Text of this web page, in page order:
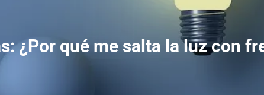
¿Por qué me salta la luz con